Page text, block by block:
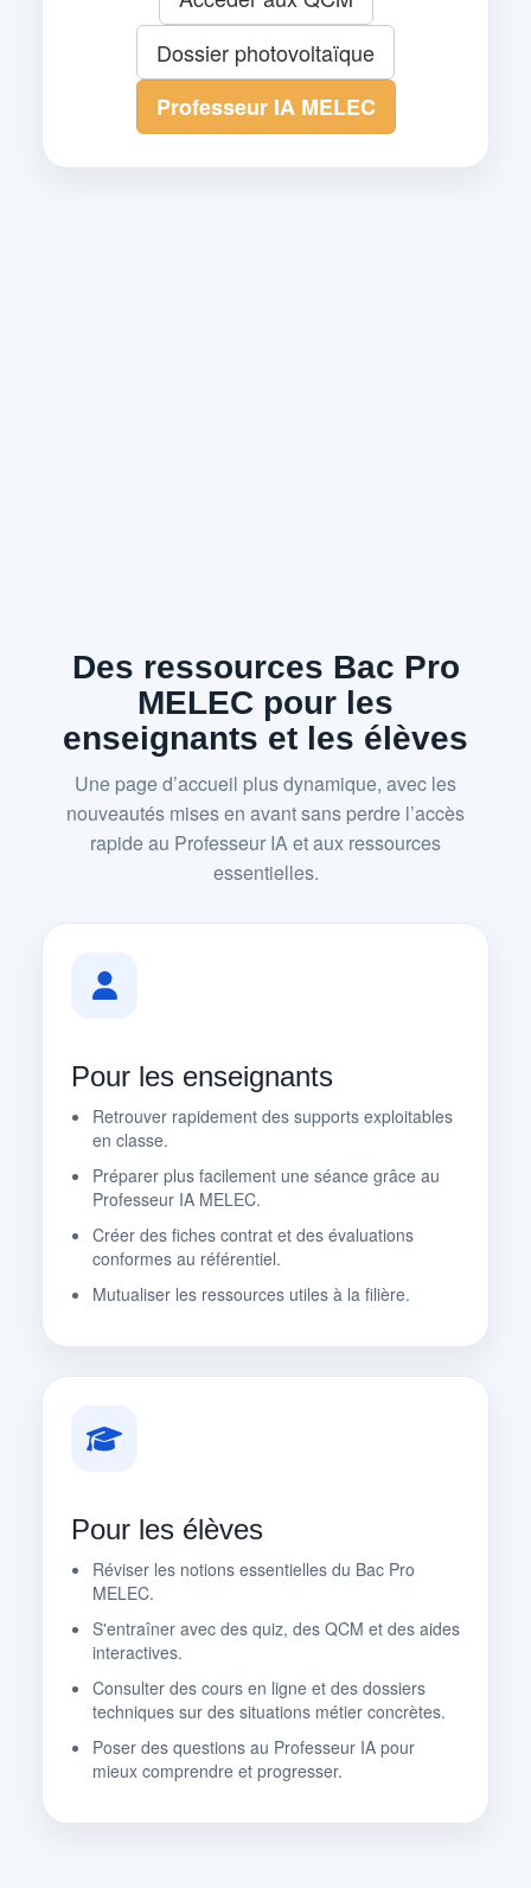
Dossier photovoltaïque
Professeur IA MELEC
Des ressources Bac Pro
MELEC pour les
enseignants et les élèves
Une page d’accueil plus dynamique, avec les
nouveautés mises en avant sans perdre l’accès
rapide au Professeur IA et aux ressources
essentielles.
Pour les enseignants
Retrouver rapidement des supports exploitables
en classe.
Préparer plus facilement une séance grâce au
Professeur IA MELEC.
Créer des fiches contrat et des évaluations
conformes au référentiel.
Mutualiser les ressources utiles à la filière.
Pour les élèves
Réviser les notions essentielles du Bac Pro
MELEC.
S'entraîner avec des quiz, des QCM et des aides
interactives.
Consulter des cours en ligne et des dossiers
techniques sur des situations métier concrètes.
Poser des questions au Professeur IA pour
mieux comprendre et progresser.